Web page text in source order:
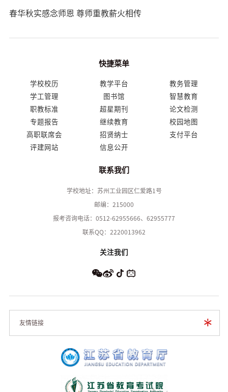
春华秋实感念师恩 尊师重教薪火相传
快捷菜单
学校校历 教学平台
教务管理
学工管理
图书馆
智慧教育
职教标准
超星期刊
论文检测
专题报告
继续教育
校园地图
高职联席会
招贤纳士
支付平台
评建网站
信息公开
联系我们
学校地址：苏州工业园区仁爱路1号
邮编：215000
报考咨询电话：0512-62955666、62955777
联系QQ：2220013962
关注我们
友情链接